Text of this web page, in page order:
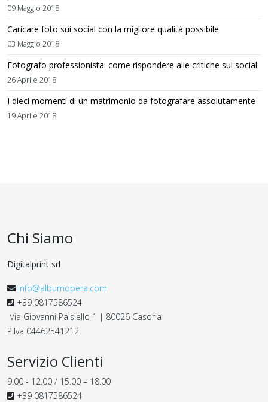
09 Maggio 2018
Caricare foto sui social con la migliore qualità possibile
03 Maggio 2018
Fotografo professionista: come rispondere alle critiche sui social
26 Aprile 2018
I dieci momenti di un matrimonio da fotografare assolutamente
19 Aprile 2018
Chi Siamo
Digitalprint srl
info@albumopera.com
+39 0817586524
Via Giovanni Paisiello 1 | 80026 Casoria
P.Iva 04462541212
Servizio Clienti
9.00 - 12.00 / 15.00 – 18.00
+39 0817586524